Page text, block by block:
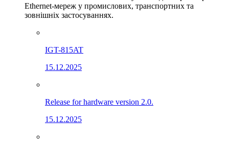
Ethernet-мереж у промислових, транспортних та
зовнішніх застосуваннях.
IGT-815AT
15.12.2025
Release for hardware version 2.0.
15.12.2025